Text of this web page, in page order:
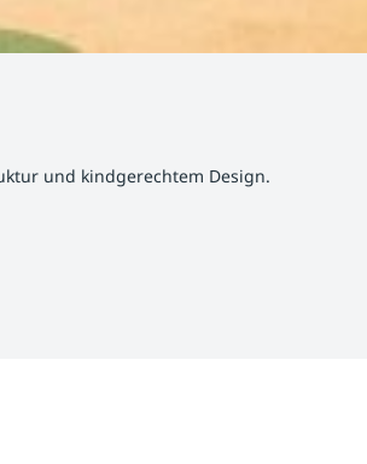
und kindgerechtem Design.